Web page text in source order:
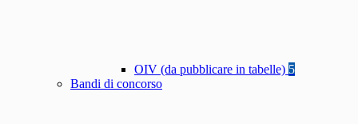
OIV (da pubblicare in tabelle) 5
Bandi di concorso